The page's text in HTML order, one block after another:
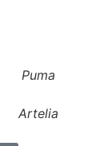
Puma
Artelia